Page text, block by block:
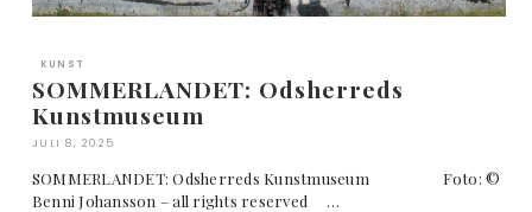
KUNST
SOMMERLANDET: Odsherreds
Kunstmuseum
JULI 8, 2025
SOMMERLANDET: Odsherreds Kunstmuseum Foto: ©
Benni Johansson – all rights reserved …